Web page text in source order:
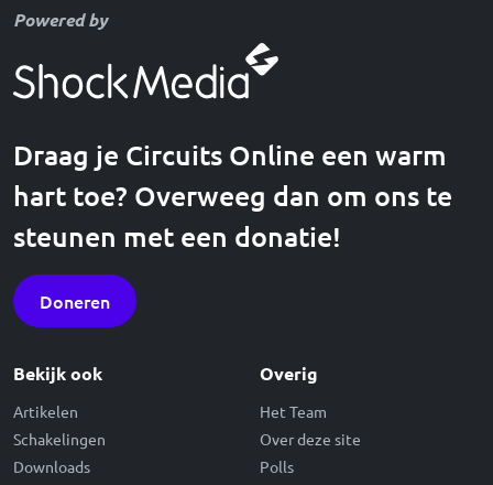
Powered by
Draag je Circuits Online een warm
hart toe? Overweeg dan om ons te
steunen met een donatie!
Doneren
Bekijk ook
Artikelen
Schakelingen
Downloads
Overig
Het Team
Over deze site
Polls